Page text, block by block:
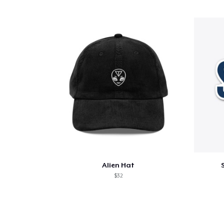
Alien Hat
$32